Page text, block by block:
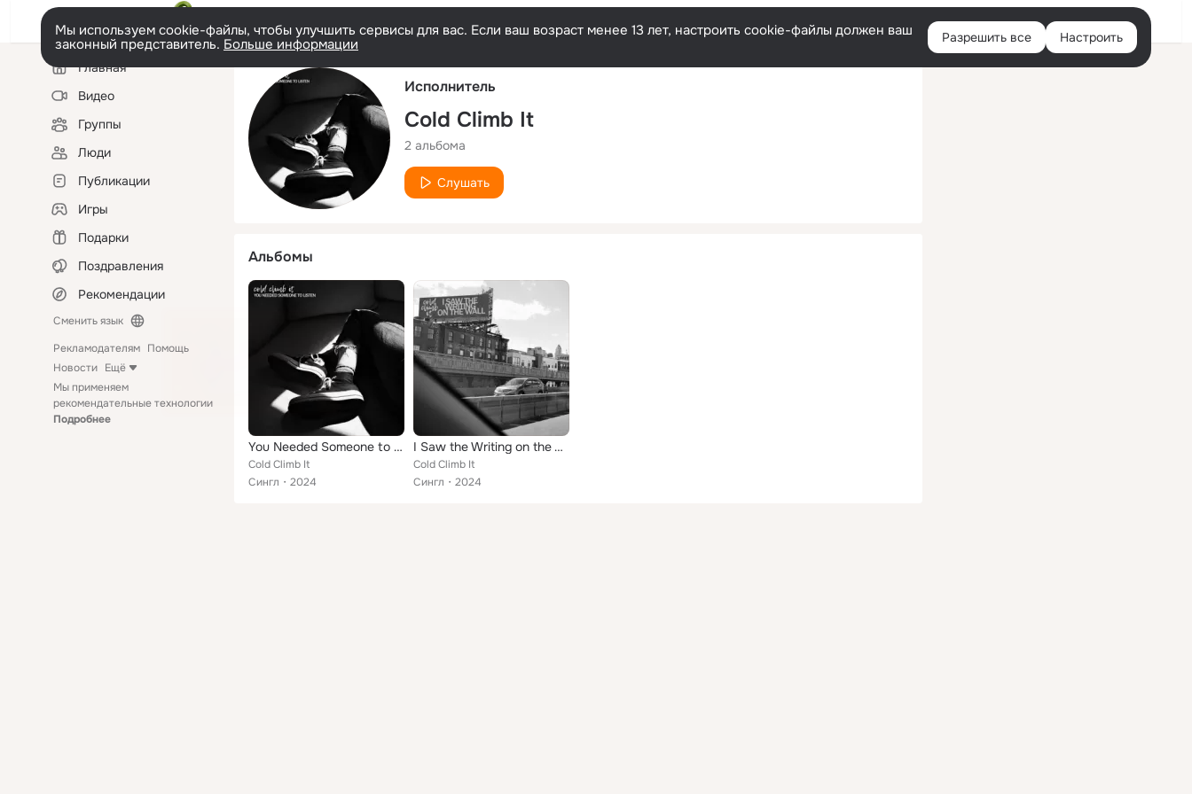
Русский Войти
Мы используем cookie-файлы, чтобы улучшить сервисы для вас. Если ваш возраст менее 13 лет, настроить cookie-файлы должен ваш
законный представитель. Больше информации Разрешить все Настроить
Левая
колонкаГлавная
Видео
Группы
Люди
Публикации
Игры
Подарки
Поздравления
Рекомендации
Сменить язык
Рекламодателям Помощь
Новости Ещё
Мы применяем
рекомендательные технологии
Подробнее
Исполнитель
Cold Climb It
2 альбома
Слушать
Альбомы
You Needed Someone to Listen
Cold Climb It
Сингл
2024
I Saw the Writing on the Wall
Cold Climb It
Сингл
2024